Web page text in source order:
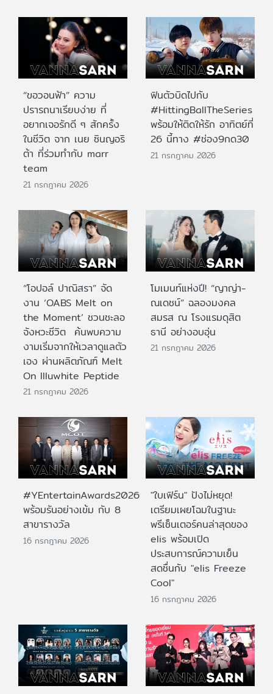
“ขอวอนฟ้า” ความ
ปรารถนาเรียบง่าย ที่
อยากเจอรักดี ๆ สักครั้ง
ในชีวิต จาก เนย ซินญอริ
ต้า ที่ร่วมทำกับ marr
team
21 กรกฎาคม 2026
ฟินตัวบิดไปกับ
#HittingBallTheSeries
พร้อมให้ติดให้รัก อาทิตย์ที่
26 นี้ทาง #ช่อง9กด30
21 กรกฎาคม 2026
“โอปอล์ ปาณิสรา” จัด
งาน ‘OABS Melt on
the Moment’ ชวนชะลอ
จังหวะชีวิต ค้นพบความ
งามเริ่มจากให้เวลาดูแลตัว
เอง ผ่านผลิตภัณฑ์ Melt
On Illuwhite Peptide
21 กรกฎาคม 2026
โมเมนท์แห่งปี! “ญาญ่า-
ณเดชน์” ฉลองมงคล
สมรส ณ โรงแรมดุสิต
ธานี อย่างอบอุ่น
21 กรกฎาคม 2026
#YEntertainAwards2026
พร้อมรันอย่างเข้ม กับ 8
สาขารางวัล
16 กรกฎาคม 2026
"ใบเฟิร์น" ปังไม่หยุด!
เตรียมเผยโฉมในฐานะ
พรีเซ็นเตอร์คนล่าสุดของ
elis พร้อมเปิด
ประสบการณ์ความเย็น
สดชื่นกับ "elis Freeze
Cool"
16 กรกฎาคม 2026